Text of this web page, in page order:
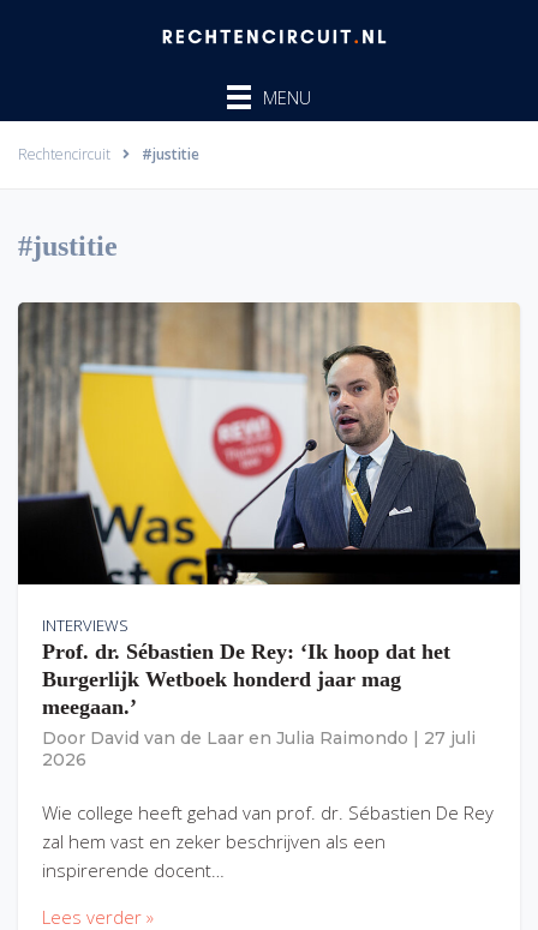
MENU
Rechtencircuit #justitie
#justitie
INTERVIEWS
Prof. dr. Sébastien De Rey: ‘Ik hoop dat het
Burgerlijk Wetboek honderd jaar mag
meegaan.’
Door David van de Laar en Julia Raimondo
27 juli
2026
Wie college heeft gehad van prof. dr. Sébastien De Rey
zal hem vast en zeker beschrijven als een
inspirerende docent…
Lees verder »